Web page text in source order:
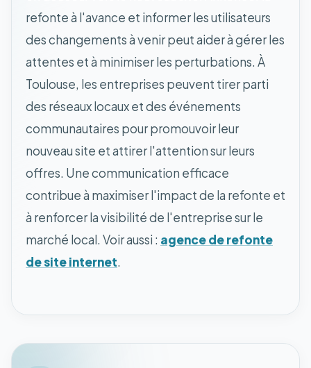
refonte à l'avance et informer les utilisateurs
des changements à venir peut aider à gérer les
attentes et à minimiser les perturbations. À
Toulouse, les entreprises peuvent tirer parti
des réseaux locaux et des événements
communautaires pour promouvoir leur
nouveau site et attirer l'attention sur leurs
offres. Une communication efficace
contribue à maximiser l'impact de la refonte et
à renforcer la visibilité de l'entreprise sur le
marché local. Voir aussi : agence de refonte
de site internet.